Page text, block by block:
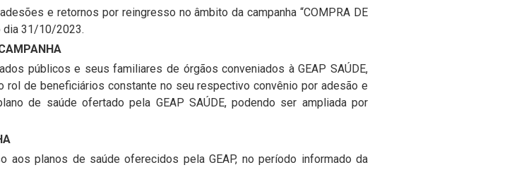
e retornos por reingresso no âmbito da campanha “COMPRA DE
dia 31/10/2023.
públicos e seus familiares de órgãos conveniados à GEAP SAÚDE,
de beneficiários constante no seu respectivo convênio por adesão e
de saúde ofertado pela GEAP SAÚDE, podendo ser ampliada por
aos planos de saúde oferecidos pela GEAP, no período informado da